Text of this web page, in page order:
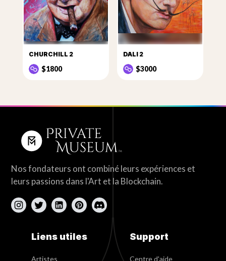
CHURCHILL 2
$1800
DALI 2
$3000
Nos fondateurs ont combiné leurs expériences et
leurs passions dans l'Art et la Blockchain.
Liens utiles
Artistes
Support
Centre d'aide